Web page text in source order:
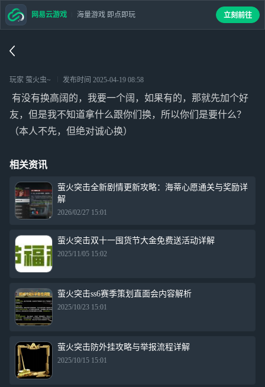
玩家 萤火虫~ 发布时间 2025-04-19 08:58
有没有换高阔的，我要一个阔，如果有的，那就先加个好
友，但是我不知道拿什么跟你们换，所以你们是要什么？
（本人不先，但绝对诚心换）
相关资讯
萤火突击全新剧情更新攻略：海蒂心愿通关与奖励详
解
2026/02/27 15:01
萤火突击双十一囤货节大金免费送活动详解
2025/11/05 15:02
萤火突击ss6赛季策划直面会内容解析
2025/10/23 15:01
萤火突击防外挂攻略与举报流程详解
2025/10/15 15:01
网易云游戏 海量游戏 即点即玩 立刻前往